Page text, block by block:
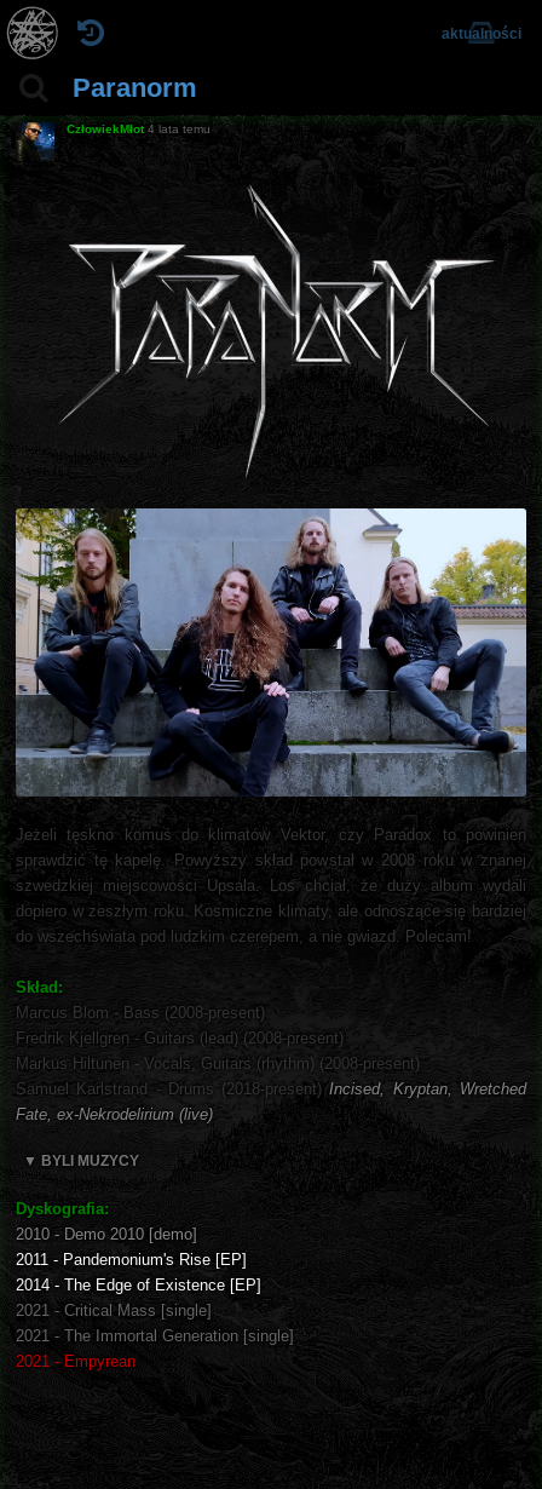
Paranorm
aktualności
CzłowiekMłot 4 lata temu
Jeżeli tęskno komuś do klimatów Vektor, czy Paradox to powinien
sprawdzić tę kapelę. Powyższy skład powstał w 2008 roku w znanej
szwedzkiej miejscowości Upsala. Los chciał, że duży album wydali
dopiero w zeszłym roku. Kosmiczne klimaty, ale odnoszące się bardziej
do wszechświata pod ludzkim czerepem, a nie gwiazd. Polecam!
Skład:
Marcus Blom - Bass (2008-present)
Fredrik Kjellgren - Guitars (lead) (2008-present)
Markus Hiltunen - Vocals, Guitars (rhythm) (2008-present)
Samuel Karlstrand - Drums (2018-present)Incised, Kryptan, Wretched
Fate, ex-Nekrodelirium (live)
▼ BYLI MUZYCY
Dyskografia:
2010 - Demo 2010 [demo]
2011 - Pandemonium's Rise [EP]
2014 - The Edge of Existence [EP]
2021 - Critical Mass [single]
2021 - The Immortal Generation [single]
2021 - Empyrean